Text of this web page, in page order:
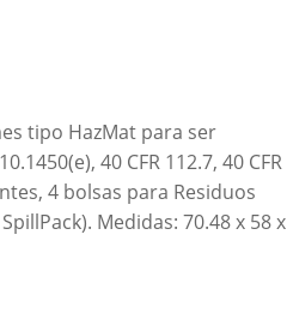
tipo HazMat para ser
40 CFR 112.7, 40 CFR
4 bolsas para Residuos
Medidas: 70.48 x 58 x